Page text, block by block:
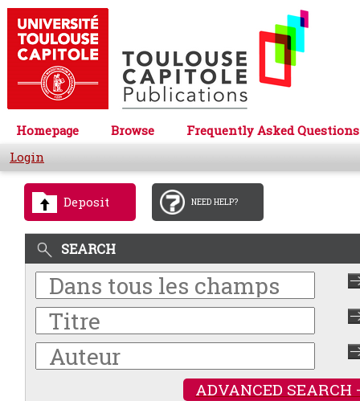
Homepage Browse
Frequently Asked Questions
Login
Deposit NEED HELP?
SEARCH
ADVANCED SEARCH